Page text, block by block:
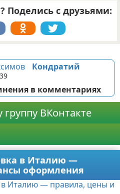
Поделись с друзьями:
Кондратий
в комментариях
ВКонтакте
в Италию —
оформления